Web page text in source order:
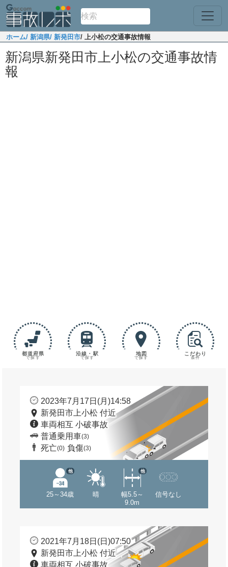
ホーム/ 新潟県/ 新発田市/ 上小松の交通事故情報
新潟県新発田市上小松の交通事故情
報
都道府県
で探す
沿線・駅
で探す
地図
で探す
こだわり
条件
2023年7月17日(月)14:58
新発田市上小松 付近
車両相互 小破事故
普通乗用車(3)
死亡(0) 負傷(3)
25～34歳
他
晴
幅5.5～
9.0m
他
信号なし
2021年7月18日(日)07:50
新発田市上小松 付近
車両相互 小破事故